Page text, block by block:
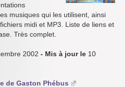
musiques qui les utilisent, ainsi
midi et MP3. Liste de liens et
Très complet.
2002 - Mis à jour le 10
de Gaston Phébus